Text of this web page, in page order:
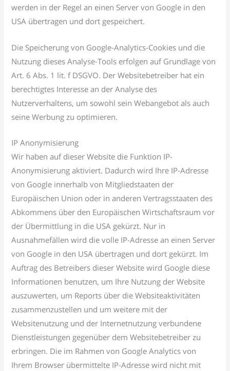
werden in der Regel an einen Server von Google in den
USA übertragen und dort gespeichert.
Die Speicherung von Google-Analytics-Cookies und die
Nutzung dieses Analyse-Tools erfolgen auf Grundlage von
Art. 6 Abs. 1 lit. f DSGVO. Der Websitebetreiber hat ein
berechtigtes Interesse an der Analyse des
Nutzerverhaltens, um sowohl sein Webangebot als auch
seine Werbung zu optimieren.
IP Anonymisierung
Wir haben auf dieser Website die Funktion IP-
Anonymisierung aktiviert. Dadurch wird Ihre IP-Adresse
von Google innerhalb von Mitgliedstaaten der
Europäischen Union oder in anderen Vertragsstaaten des
Abkommens über den Europäischen Wirtschaftsraum vor
der Übermittlung in die USA gekürzt. Nur in
Ausnahmefällen wird die volle IP-Adresse an einen Server
von Google in den USA übertragen und dort gekürzt. Im
Auftrag des Betreibers dieser Website wird Google diese
Informationen benutzen, um Ihre Nutzung der Website
auszuwerten, um Reports über die Websiteaktivitäten
zusammenzustellen und um weitere mit der
Websitenutzung und der Internetnutzung verbundene
Dienstleistungen gegenüber dem Websitebetreiber zu
erbringen. Die im Rahmen von Google Analytics von
Ihrem Browser übermittelte IP-Adresse wird nicht mit